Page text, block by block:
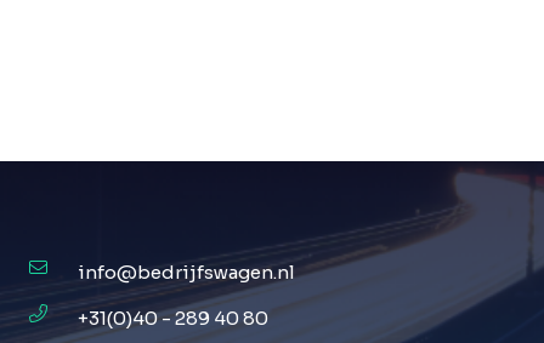
info@bedrijfswagen.nl
+31(0)40 - 289 40 80